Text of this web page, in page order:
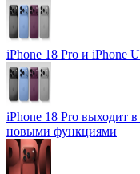
iPhone 18 Pro и iPhone
iPhone 18 Pro выходит
новыми функциями